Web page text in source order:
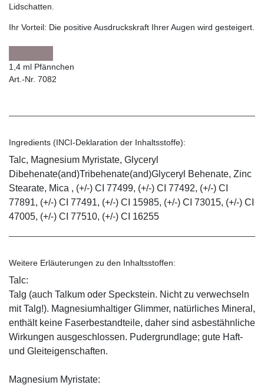
Lidschatten.
Ihr Vorteil: Die positive Ausdruckskraft Ihrer Augen wird gesteigert.
1,4 ml Pfännchen
Art.-Nr. 7082
Ingredients (INCI-Deklaration der Inhaltsstoffe):
Talc, Magnesium Myristate, Glyceryl
Dibehenate(and)Tribehenate(and)Glyceryl Behenate, Zinc
Stearate, Mica , (+/-) CI 77499, (+/-) CI 77492, (+/-) CI
77891, (+/-) CI 77491, (+/-) CI 15985, (+/-) CI 73015, (+/-) CI
47005, (+/-) CI 77510, (+/-) CI 16255
Weitere Erläuterungen zu den Inhaltsstoffen:
Talc:
Talg (auch Talkum oder Speckstein. Nicht zu verwechseln
mit Talg!). Magnesiumhaltiger Glimmer, natürliches Mineral,
enthält keine Faserbestandteile, daher sind asbestähnliche
Wirkungen ausgeschlossen. Pudergrundlage; gute Haft-
und Gleiteigenschaften.
Magnesium Myristate: